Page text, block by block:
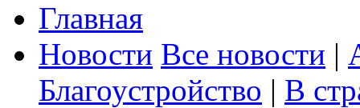
Главная
Новости Все новости |
Благоустройство | В